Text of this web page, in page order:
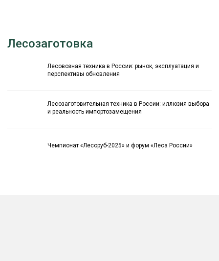
Лесозаготовка
Лесовозная техника в России: рынок, эксплуатация и
перспективы обновления
Лесозаготовительная техника в России: иллюзия выбора
и реальность импортозамещения
Чемпионат «Лесоруб-2025» и форум «Леса России»